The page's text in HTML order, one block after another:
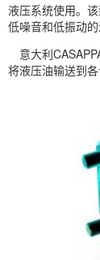
液压系统使用。
低噪音和低振动
意大利
将液压油输送到